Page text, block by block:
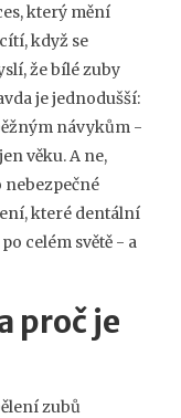
který mění
když se
že bílé zuby
je jednodušší:
návykům -
věku. A ne,
které dentální
celém světě - a
proč je
zubů